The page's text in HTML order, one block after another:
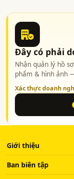
Đây có phải
Nhận quản lý hồ
phẩm & hình ảnh
Xác thực doanh
Giới thiệu
Ban biên tập